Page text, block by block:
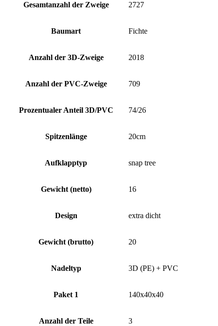
Gesamtanzahl der Zweige 2727
Baumart Fichte
Anzahl der 3D-Zweige 2018
Anzahl der PVC-Zweige 709
Prozentualer Anteil 3D/PVC 74/26
Spitzenlänge 20cm
Aufklapptyp snap tree
Gewicht (netto) 16
Design extra dicht
Gewicht (brutto) 20
Nadeltyp 3D (PE) + PVC
Paket 1 140x40x40
Anzahl der Teile 3